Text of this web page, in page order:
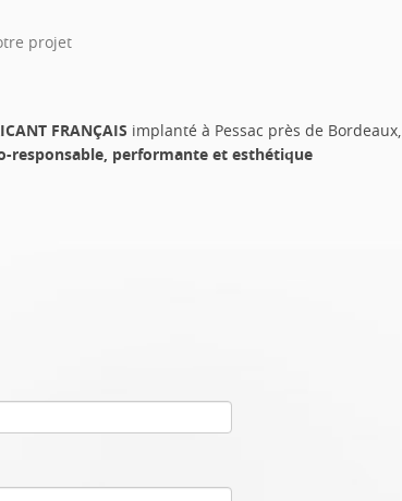
projet
FRANÇAIS implanté à Pessac près de Bordeaux,
responsable, performante et esthétique